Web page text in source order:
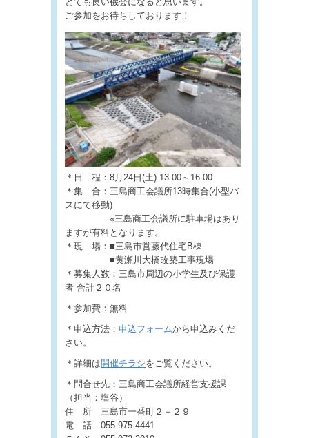
ご参加をお待ちしております！
＊日 程：8月24日(土) 13:00～16:00
＊集 合：三島商工会議所13時集合(小型バ
スにて移動)
※三島商工会議所に駐車場はあり
ますが有料となります。
＊現 場：■三島市営藤代住宅B棟
■黄瀬川大橋改築工事現場
＊募集人数：三島市周辺の小学生及び保護
者 合計２０名
＊参加費：無料
＊申込方法：申込フォームから申込みくだ
さい。
＊詳細は開催チラシをご覧ください。
＊問合せ先：三島商工会議所経営支援課
（担当：塩谷）
住 所 三島市一番町２－２９
電 話 055-975-4441